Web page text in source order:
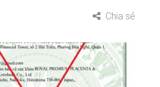
Chia sẻ